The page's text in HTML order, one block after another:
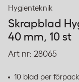
Hygienteknik
Skrapblad
40 mm, 10 st
Art nr: 28065
10 blad per